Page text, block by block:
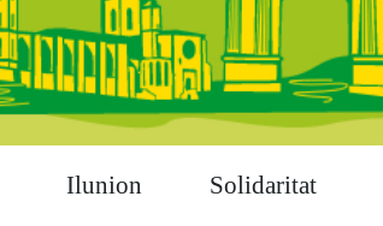
Ilunion Solidaritat